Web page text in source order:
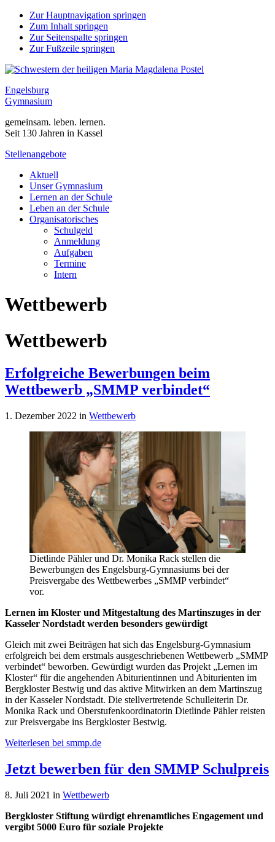
Zur Hauptnavigation springen
Zum Inhalt springen
Zur Seitenspalte springen
Zur Fußzeile springen
Engelsburg
Gymnasium
gemeinsam. leben. lernen.
Seit 130 Jahren in Kassel
Stellenangebote
Aktuell
Unser Gymnasium
Lernen an der Schule
Leben an der Schule
Organisatorisches
Schulgeld
Anmeldung
Aufgaben
Termine
Intern
Wettbewerb
Wettbewerb
Erfolgreiche Bewerbungen beim
Wettbewerb „SMMP verbindet“
1. Dezember 2022 in Wettbewerb
Dietlinde Pähler und Dr. Monika Rack stellen die
Bewerbungen des Engelsburg-Gymnasiums bei der
Preisvergabe des Wettbewerbes „SMMP verbindet“
vor.
Lernen im Kloster und Mitgestaltung des Martinszuges in der
Kasseler Nordstadt werden besonders gewürdigt
Gleich mit zwei Beiträgen hat sich das Engelsburg-Gymnasium
erfolgreich bei dem erstmals ausgeschriebenen Wettbewerb „SMMP
verbindet“ beworben. Gewürdigt wurden das Projekt „Lernen im
Kloster“ für die angehenden Abiturientinnen und Abiturienten im
Bergkloster Bestwig und das aktive Mitwirken an dem Martinszug
in der Kasseler Nordstadt. Die stellvertretende Schulleiterin Dr.
Monika Rack und Oberstufenkoordinatorin Dietlinde Pähler reisten
zur Preisvergabe ins Bergkloster Bestwig.
Weiterlesen bei smmp.de
Jetzt bewerben für den SMMP Schulpreis
8. Juli 2021 in Wettbewerb
Bergkloster Stiftung würdigt ehrenamtliches Engagement und
vergibt 5000 Euro für soziale Projekte